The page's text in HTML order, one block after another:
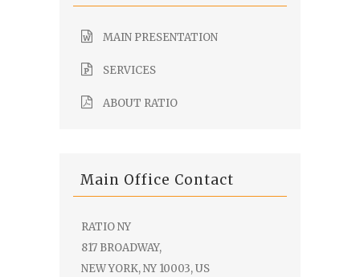
MAIN PRESENTATION
SERVICES
ABOUT RATIO
Main Office Contact
RATIO NY
817 BROADWAY,
NEW YORK, NY 10003, US